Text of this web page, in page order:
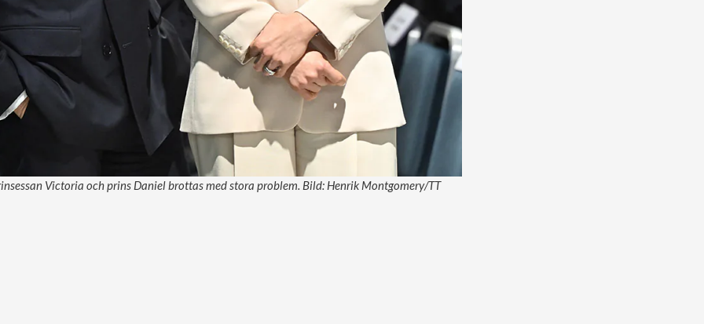
Victoria och prins Daniel brottas med stora problem. Bild: Henrik Montgomery/TT